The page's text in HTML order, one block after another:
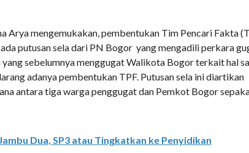
mengemukakan, pembentukan Tim Pencari Fakta
putusan sela dari PN Bogor yang mengadili perkara
sebelumnya menggugat Walikota Bogor terkait hal
adanya pembentukan TPF. Putusan sela ini diartikan
antara tiga warga penggugat dan Pemkot Bogor
Dua, SP3 atau Tingkatkan ke Penyidikan